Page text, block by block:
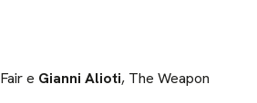
e Gianni Alioti, The Weapon